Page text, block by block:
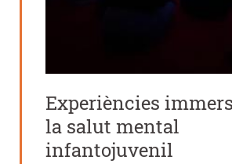
Experiències
la salut mental
infantojuvenil